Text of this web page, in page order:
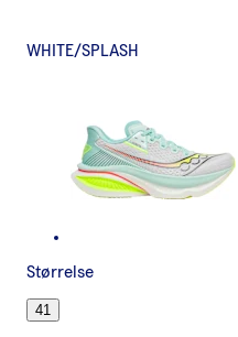
WHITE/SPLASH
Størrelse
41